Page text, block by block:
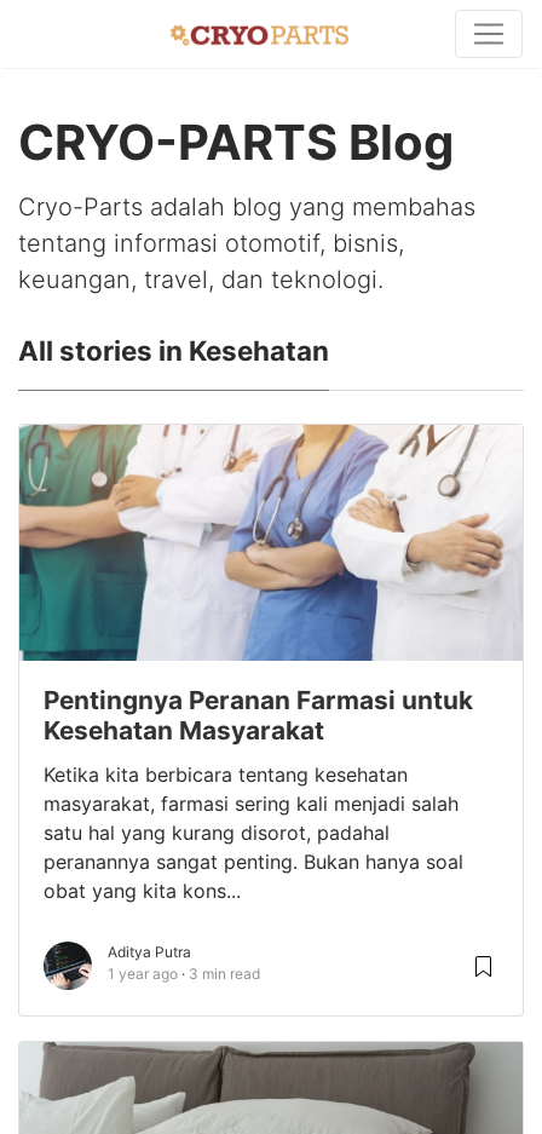
CRYO-PARTS Blog
Cryo-Parts adalah blog yang membahas
tentang informasi otomotif, bisnis,
keuangan, travel, dan teknologi.
All stories in Kesehatan
Pentingnya Peranan Farmasi untuk
Kesehatan Masyarakat
Ketika kita berbicara tentang kesehatan
masyarakat, farmasi sering kali menjadi salah
satu hal yang kurang disorot, padahal
peranannya sangat penting. Bukan hanya soal
obat yang kita kons...
Aditya Putra
1 year ago
3 min read